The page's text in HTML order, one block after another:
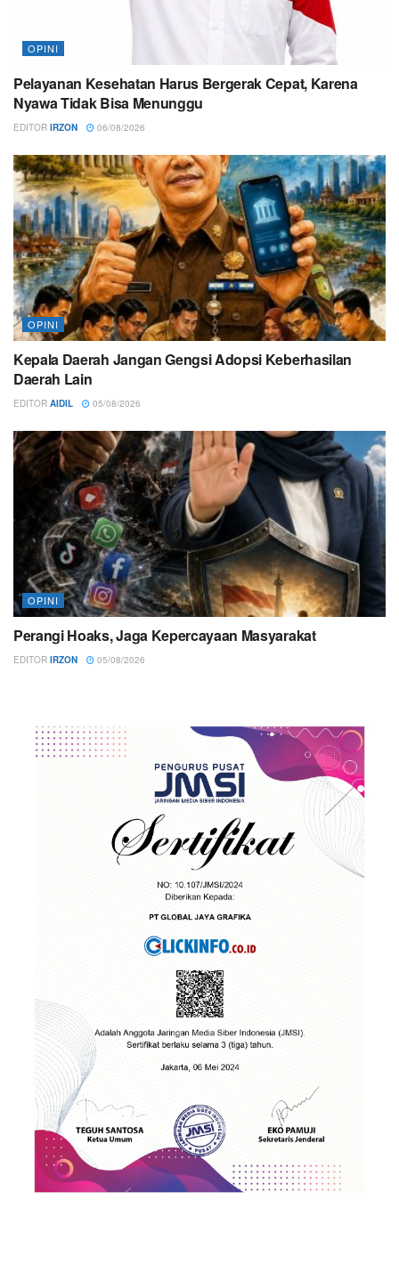
OPINI
Pelayanan Kesehatan Harus Bergerak Cepat, Karena
Nyawa Tidak Bisa Menunggu
EDITOR IRZON 06/08/2026
OPINI
Kepala Daerah Jangan Gengsi Adopsi Keberhasilan
Daerah Lain
EDITOR AIDIL 05/08/2026
OPINI
Perangi Hoaks, Jaga Kepercayaan Masyarakat
EDITOR IRZON 05/08/2026